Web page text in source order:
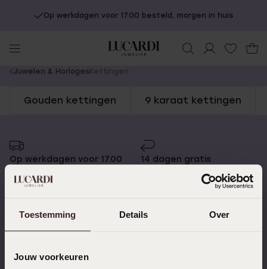
Toestemming Details Over
Jouw voorkeuren
Op werkdagen voor 17.00 besteld, morgen in huis
You
here:
Juwelen & Horloges Kettingen
Gouden kettingen 9 karaat kettingen
Op werkdagen voor 17.00
14 dagen gratis